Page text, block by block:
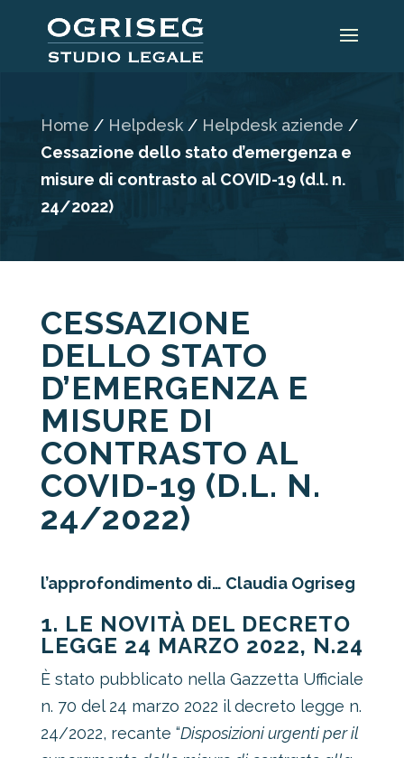
Home / Helpdesk/ Helpdesk aziende /
Cessazione dello stato d’emergenza e
misure di contrasto al COVID-19 (d.l. n.
24/2022)
CESSAZIONE
DELLO STATO
D’EMERGENZA E
MISURE DI
CONTRASTO AL
COVID-19 (D.L. N.
24/2022)
l’approfondimento di… Claudia Ogriseg
1. LE NOVITÀ DEL DECRETO
LEGGE 24 MARZO 2022, N.24
È stato pubblicato nella Gazzetta Ufficiale
n. 70 del 24 marzo 2022 il decreto legge n.
24/2022, recante “Disposizioni urgenti per il